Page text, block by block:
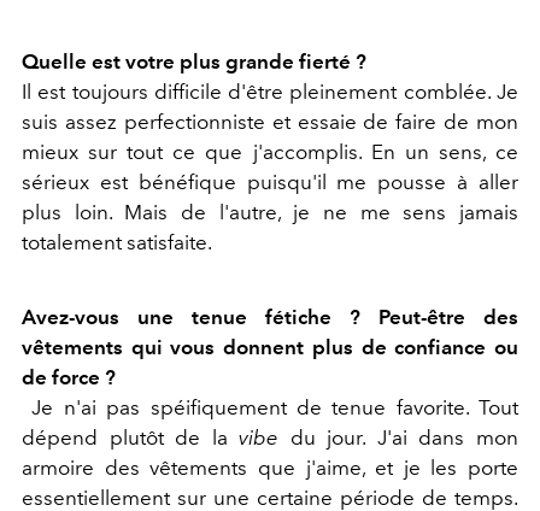
Quelle est votre plus grande fierté ?
Il est toujours difficile d'être pleinement comblée. Je
suis assez perfectionniste et essaie de faire de mon
mieux sur tout ce que j'accomplis. En un sens, ce
sérieux est bénéfique puisqu'il me pousse à aller
plus loin. Mais de l'autre, je ne me sens jamais
totalement satisfaite.
Avez-vous une tenue fétiche ? Peut-être des
vêtements qui vous donnent plus de confiance ou
de force ?
Je n'ai pas spéifiquement de tenue favorite. Tout
dépend plutôt de lavibe du jour. J'ai dans mon
armoire des vêtements que j'aime, et je les porte
essentiellement sur une certaine période de temps.